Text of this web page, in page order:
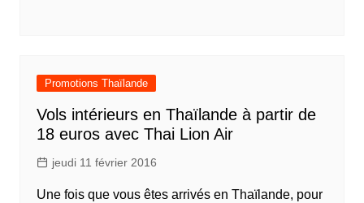
Promotions Thaïlande
Vols intérieurs en Thaïlande à partir de
18 euros avec Thai Lion Air
jeudi 11 février 2016
Une fois que vous êtes arrivés en Thaïlande, pour